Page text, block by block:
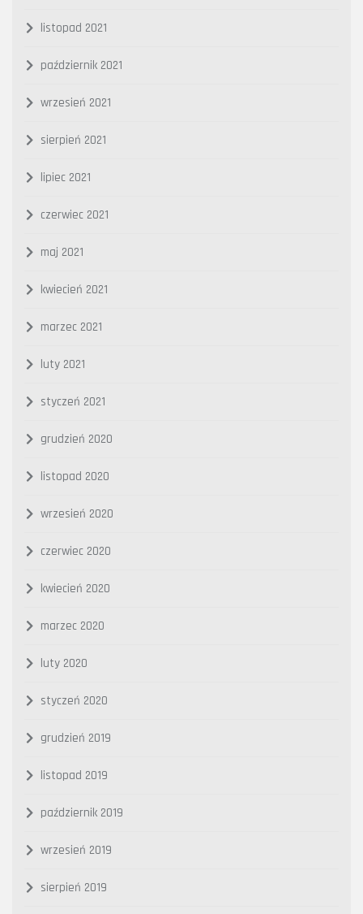
listopad 2021
październik 2021
wrzesień 2021
sierpień 2021
lipiec 2021
czerwiec 2021
maj 2021
kwiecień 2021
marzec 2021
luty 2021
styczeń 2021
grudzień 2020
listopad 2020
wrzesień 2020
czerwiec 2020
kwiecień 2020
marzec 2020
luty 2020
styczeń 2020
grudzień 2019
listopad 2019
październik 2019
wrzesień 2019
sierpień 2019